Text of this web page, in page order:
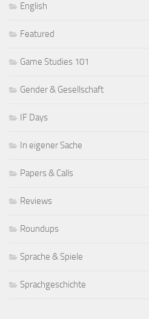
English
Featured
Game Studies 101
Gender & Gesellschaft
IF Days
In eigener Sache
Papers & Calls
Reviews
Roundups
Sprache & Spiele
Sprachgeschichte